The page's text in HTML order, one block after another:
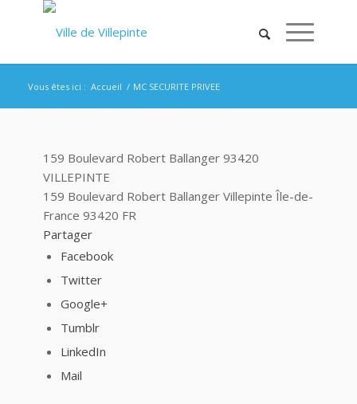
Vous êtes ici : Accueil / MC SECURITE PRIVEE
159 Boulevard Robert Ballanger 93420
VILLEPINTE
159 Boulevard Robert Ballanger Villepinte Île-de-
France 93420 FR
Partager
Facebook
Twitter
Google+
Tumblr
LinkedIn
Mail